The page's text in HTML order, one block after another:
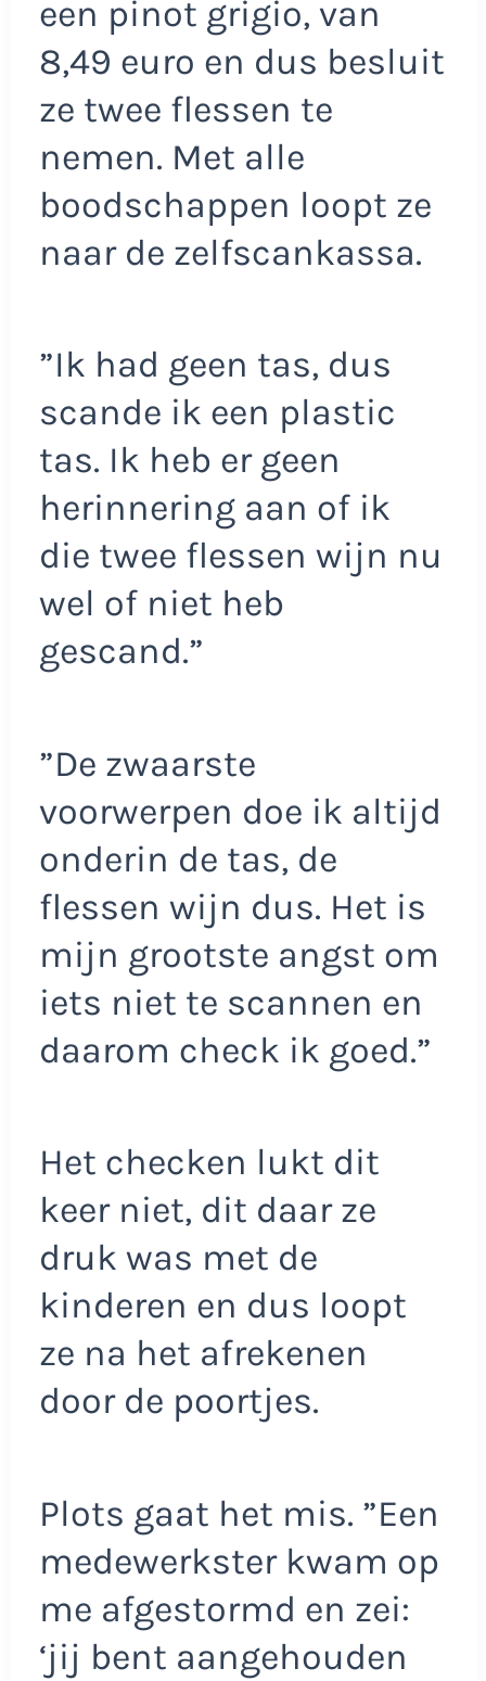
een pinot grigio, van
8,49 euro en dus besluit
ze twee flessen te
nemen. Met alle
boodschappen loopt ze
naar de zelfscankassa.
”Ik had geen tas, dus
scande ik een plastic
tas. Ik heb er geen
herinnering aan of ik
die twee flessen wijn nu
wel of niet heb
gescand.”
”De zwaarste
voorwerpen doe ik altijd
onderin de tas, de
flessen wijn dus. Het is
mijn grootste angst om
iets niet te scannen en
daarom check ik goed.”
Het checken lukt dit
keer niet, dit daar ze
druk was met de
kinderen en dus loopt
ze na het afrekenen
door de poortjes.
Plots gaat het mis. ”Een
medewerkster kwam op
me afgestormd en zei:
‘jij bent aangehouden